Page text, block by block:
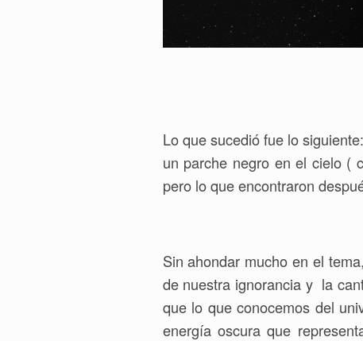
Lo que sucedió fue lo
un parche negro en el cielo (
pero lo que encontraron
Sin ahondar mucho en el
de nuestra ignorancia y la
que lo que conocemos del
energía oscura que